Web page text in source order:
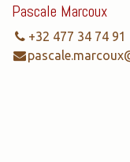
Pascale Marcoux
+32 477 34 74 91